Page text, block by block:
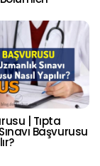
| Tıpta
Başvurusu